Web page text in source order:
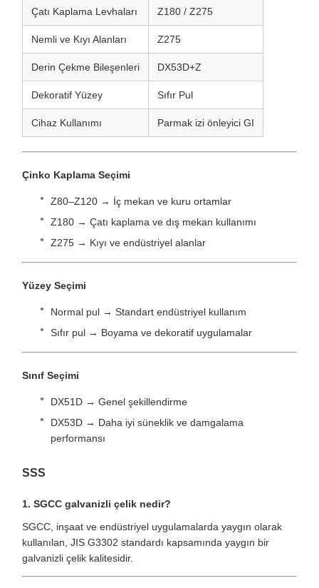
Çatı Kaplama Levhaları Z180 / Z275
Nemli ve Kıyı Alanları Z275
Derin Çekme Bileşenleri DX53D+Z
Dekoratif Yüzey Sıfır Pul
Cihaz Kullanımı Parmak izi önleyici GI
Çinko Kaplama Seçimi
Z80–Z120 → İç mekan ve kuru ortamlar
Z180 → Çatı kaplama ve dış mekan kullanımı
Z275 → Kıyı ve endüstriyel alanlar
Yüzey Seçimi
Normal pul → Standart endüstriyel kullanım
Sıfır pul → Boyama ve dekoratif uygulamalar
Sınıf Seçimi
DX51D → Genel şekillendirme
DX53D → Daha iyi süneklik ve damgalama
performansı
SSS
1. SGCC galvanizli çelik nedir?
SGCC, inşaat ve endüstriyel uygulamalarda yaygın olarak
kullanılan, JIS G3302 standardı kapsamında yaygın bir
galvanizli çelik kalitesidir.